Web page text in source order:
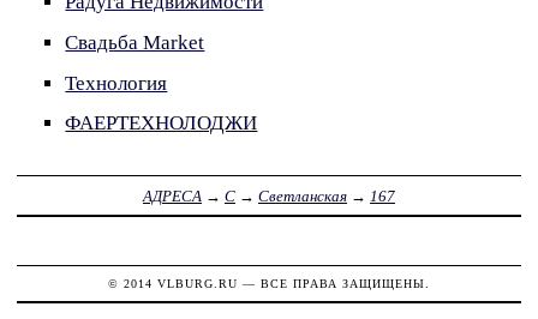
Свадьба Market
Технология
ФАЕРТЕХНОЛОДЖИ
АДРЕСА → С → Светланская → 167
© 2014 VLBURG.RU — ВСЕ ПРАВА ЗАЩИЩЕНЫ.